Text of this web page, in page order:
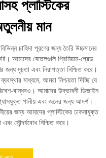
প্লাস্টিকের
মান
চাহিদা পূরণের জন্য তৈরি উচ্চমানের
আমাদের বোতলগুলি প্রিমিয়াম-গ্রেড
জন্য দৃঢ়তা এবং নিরাপত্তা নিশ্চিত করে।
মাধ্যমে, আমরা নিশ্চয়তা দিচ্ছি যে
বান্ধবও। আমাদের উদ্ভাবনী ডিজাইন
পানীয় এবং জলের জন্য আদর্শ।
জন্য আমাদের প্লাস্টিকের ঢাকনাযুক্ত
এবং সৌন্দর্যবোধ নিশ্চিত করে।